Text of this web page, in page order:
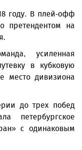
году. В плей-офф
претендентом на
усиленная
в кубковую
место дивизиона
до трех побед
с одинаковым